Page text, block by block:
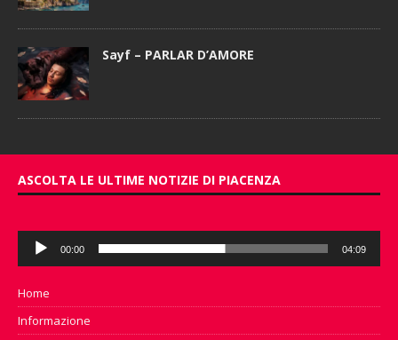
Sayf – PARLAR D’AMORE
ASCOLTA LE ULTIME NOTIZIE DI PIACENZA
Audio
Player
00:00 04:09
Home
Informazione